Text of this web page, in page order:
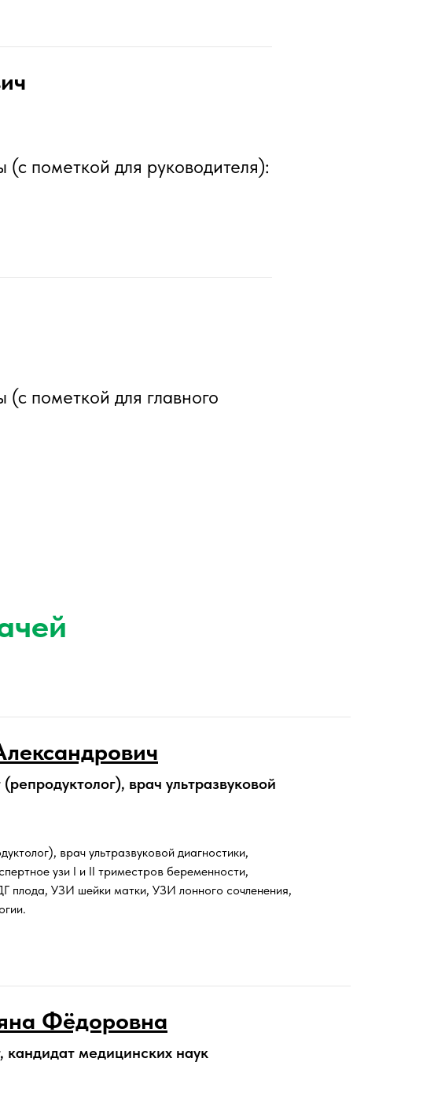
пометкой для руководителя):
пометкой для главного
врач ультразвуковой
врач ультразвуковой диагностики,
узи I и II триместров беременности,
плода, УЗИ шейки матки, УЗИ лонного сочленения,
Фёдоровна
кандидат медицинских наук